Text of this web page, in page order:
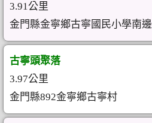
3.91公里
金門縣金寧鄉古寧國民小學南邊
古寧頭聚落
3.97公里
金門縣892金寧鄉古寧村